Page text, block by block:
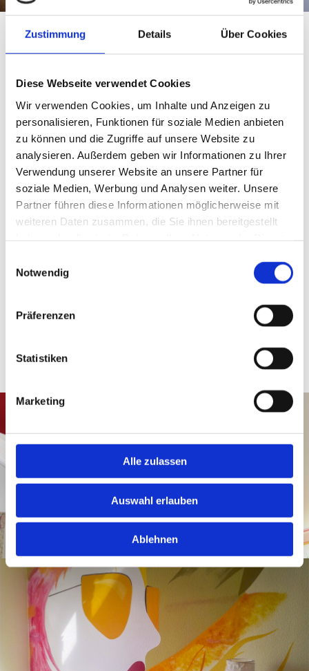
Zustimmung Details Über Cookies
Diese Webseite verwendet Cookies
Wir verwenden Cookies, um Inhalte und Anzeigen zu
personalisieren, Funktionen für soziale Medien anbieten
zu können und die Zugriffe auf unsere Website zu
analysieren. Außerdem geben wir Informationen zu Ihrer
Verwendung unserer Website an unsere Partner für
soziale Medien, Werbung und Analysen weiter. Unsere
Partner führen diese Informationen möglicherweise mit
weiteren Daten zusammen, die Sie ihnen bereitgestellt
Notwendig
Präferenzen
Statistiken
Marketing
Alle zulassen
Auswahl erlauben
Ablehnen
Unsere Besonderheiten
Goldtapeten
chinesische Grastapeten
kreative und venezianische Spachteltechniken
Wisch- & Wickeltechniken
Deckengestaltung und Stuckarbeiten
Lackierarbeiten von Türen, Fenstern und Möbeln